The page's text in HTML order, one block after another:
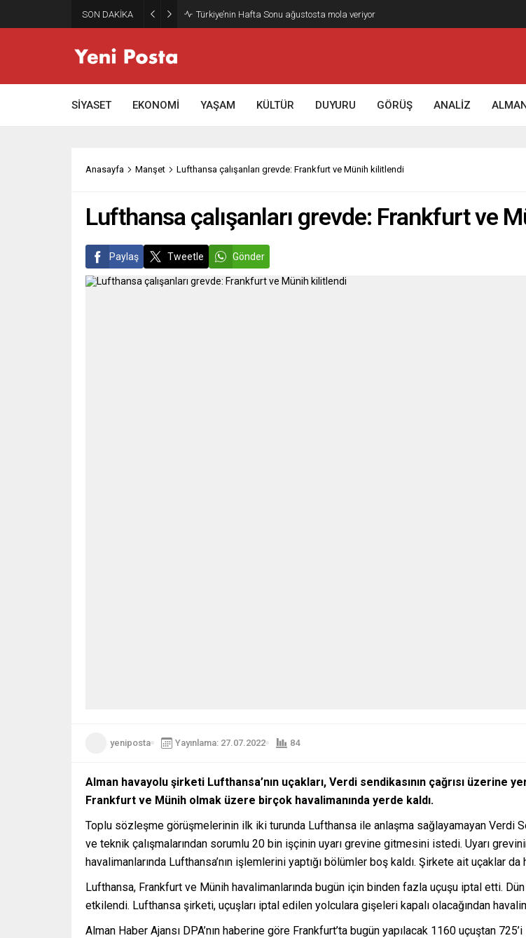
SON DAKİKA Gazze’nin geleceği: Teknokratik kontrol mü, kolonializm mi?
SİYASET EKONOMİ YAŞAM KÜLTÜR DUYURU GÖRÜŞ ANALİZ
Anasayfa Manşet Lufthansa çalışanları grevde: Frankfurt ve Münih kilitlendi
Lufthansa çalışanları grevde: Frankfurt ve
Paylaş Tweetle Gönder
yeniposta Yayınlama: 27.07.2022 84
Alman havayolu şirketi Lufthansa’nın uçakları, Verdi sendikasının çağrısı
Frankfurt ve Münih olmak üzere birçok havalimanında yerde kaldı.
Toplu sözleşme görüşmelerinin ilk iki turunda Lufthansa ile anlaşma sağlayamayan Verdi
ve teknik çalışmalarından sorumlu 20 bin işçinin uyarı grevine gitmesini istedi. Uyarı
havalimanlarında Lufthansa’nın işlemlerini yaptığı bölümler boş kaldı. Şirkete ait uçaklar da
Lufthansa, Frankfurt ve Münih havalimanlarında bugün için binden fazla uçuşu iptal etti.
etkilendi. Lufthansa şirketi, uçuşları iptal edilen yolculara gişeleri kapalı olacağından
Alman Haber Ajansı DPA’nın haberine göre Frankfurt’ta bugün yapılacak 1160 uçuştan